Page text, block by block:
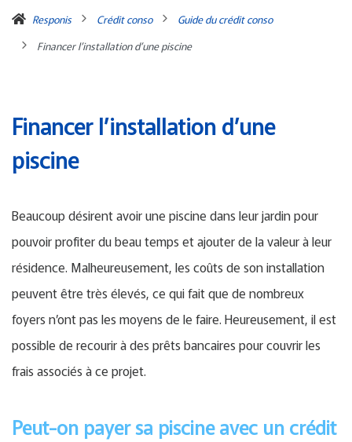
Responis Crédit conso
Guide du crédit conso
Financer l’installation d’une piscine
Financer l’installation d’une
piscine
Beaucoup désirent avoir une piscine dans leur jardin pour
pouvoir profiter du beau temps et ajouter de la valeur à leur
résidence. Malheureusement, les coûts de son installation
peuvent être très élevés, ce qui fait que de nombreux
foyers n’ont pas les moyens de le faire. Heureusement, il est
possible de recourir à des prêts bancaires pour couvrir les
frais associés à ce projet.
Peut-on payer sa piscine avec un crédit